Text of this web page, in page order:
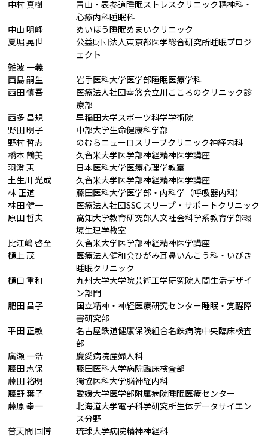
中村 真樹
青山・表参道睡眠ストレスクリニック精神科・
心療内科睡眠科
中山 明峰
めいほう睡眠めまいクリニック
夏堀 晃世
公益財団法人東京都医学総合研究所睡眠プロジ
ェクト
難波 一義
西島 嗣生
岩手医科大学医学部睡眠医療学科
西田 慎吾
医療法人社団幸悠会立川こころのクリニック診
療部
西多 昌規
早稲田大学スポーツ科学学術院
野田 明子
中部大学生命健康科学部
野村 哲志
のむらニューロスリープクリニック神経内科
橋本 鶴美
久留米大学医学部神経精神医学講座
羽澄 恵
日本医科大学医療心理学教室
土生川 光成
久留米大学医学部神経精神医学講座
林 正道
藤田医科大学医学部・内科学（呼吸器内科）
林田 健一
医療法人社団SSC スリープ・サポートクリニック
原田 哲夫
高知大学教育研究部人文社会科学系教育学部環
境生理学教室
比江嶋 啓至
久留米大学医学部神経精神医学講座
樋上 茂
医療法人健和会ひがみ耳鼻いんこう科・いびき
睡眠クリニック
樋口 重和
九州大学大学院芸術工学研究院人間生活デザイ
ン部門
肥田 昌子
国立精神・神経医療研究センター睡眠・覚醒障
害研究部
平田 正敏
名古屋鉄道健康保険組合名鉄病院中央臨床検査
部
廣瀬 一浩
慶愛病院産婦人科
藤田 志保
藤田医科大学病院臨床検査部
藤田 裕明
獨協医科大学脳神経内科
藤野 葉子
愛媛大学医学部附属病院睡眠医療センター
藤原 幸一
北海道大学電子科学研究所生体データサイエン
ス分野
普天間 国博
琉球大学病院精神神経科